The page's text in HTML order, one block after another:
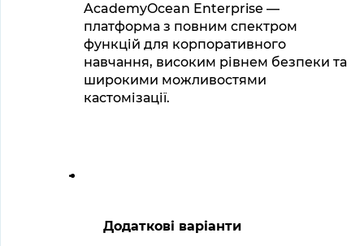
AcademyOcean Enterprise —
платформа з повним спектром
функцій для корпоративного
навчання, високим рівнем безпеки та
широкими можливостями
кастомізації.
Додаткові варіанти